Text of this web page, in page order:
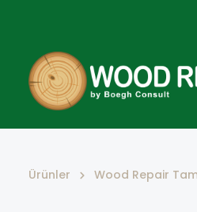
YARDIMCI ALETLER
Ürünler Wood Repair